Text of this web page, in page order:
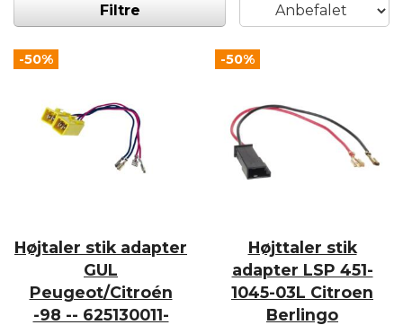
Filtre
-50%
Højtaler stik adapter
GUL
Peugeot/Citroén
-98 -- 625130011-
-50%
Højttaler stik
adapter LSP 451-
1045-03L Citroen
Berlingo